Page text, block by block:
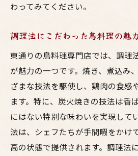
わってみてください。
調理法にこだわった鳥料理の魅
東通りの鳥料理専門店では、調理
が魅力の一つです。焼き、煮込み
ざまな技法を駆使し、鶏肉の食感
ます。特に、炭火焼きの技法は香
にはない特別な味わいを実現して
法は、シェフたちが手間暇をかけ
高の状態で提供されます。調理法